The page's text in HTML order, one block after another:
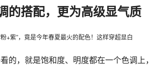
的搭配，更为高级显气质
的，就是饱和度、明度都在一个色调上